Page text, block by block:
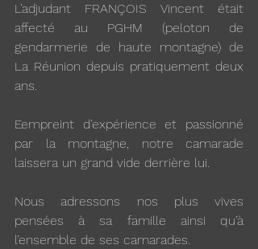
L’adjudant FRANÇOIS Vincent était
affecté au PGHM (peloton de
gendarmerie de haute montagne) de
La Réunion depuis pratiquement deux
ans.
Eempreint d’expérience et passionné
par la montagne, notre camarade
laissera un grand vide derrière lui.
Nous adressons nos plus vives
pensées à sa famille ainsi qu’à
l’ensemble de ses camarades.